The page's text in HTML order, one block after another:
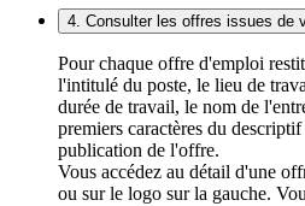
4. Consulter les offres issues de
Pour chaque offre d'emploi
l'intitulé du poste, le lieu de
durée de travail, le nom de
premiers caractères du
publication de l'offre.
Vous accédez au détail d'une
ou sur le logo sur la gauche.